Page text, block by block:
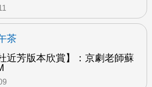
茶
近芳版本欣賞】：京劇老師蘇